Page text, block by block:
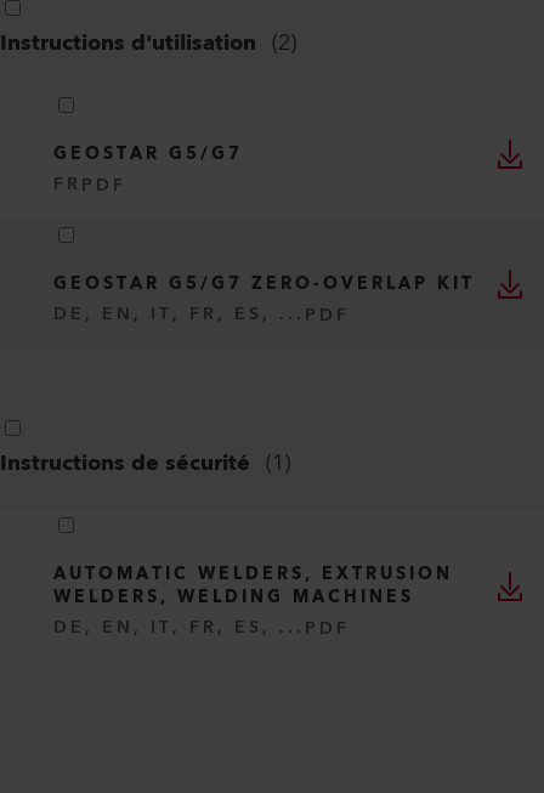
Instructions d'utilisation (2)
GEOSTAR G5/G7
FR PDF
GEOSTAR G5/G7 ZERO-OVERLAP KIT
DE, EN, IT, FR, ES, ... PDF
Instructions de sécurité (1)
AUTOMATIC WELDERS, EXTRUSION
WELDERS, WELDING MACHINES
DE, EN, IT, FR, ES, ... PDF